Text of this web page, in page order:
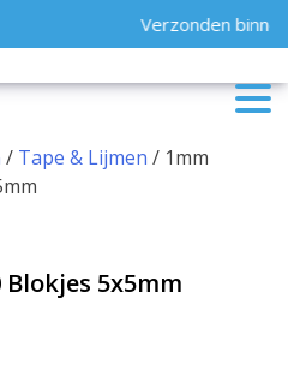
Verzonden
/ Tape & Lijmen / 1mm
5x5mm